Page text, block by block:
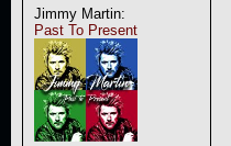
Jimmy Martin:
Past To Present